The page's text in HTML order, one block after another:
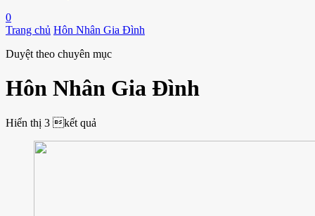
0
Trang chủ Hôn Nhân Gia Đình
Duyệt theo chuyên mục
Hôn Nhân Gia Đình
Hiển thị 3 kết quả